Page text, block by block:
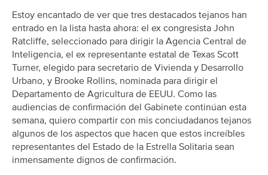
Estoy encantado de ver que tres destacados tejanos han
entrado en la lista hasta ahora: el ex congresista John
Ratcliffe, seleccionado para dirigir la Agencia Central de
Inteligencia, el ex representante estatal de Texas Scott
Turner, elegido para secretario de Vivienda y Desarrollo
Urbano, y Brooke Rollins, nominada para dirigir el
Departamento de Agricultura de EEUU. Como las
audiencias de confirmación del Gabinete continúan esta
semana, quiero compartir con mis conciudadanos tejanos
algunos de los aspectos que hacen que estos increíbles
representantes del Estado de la Estrella Solitaria sean
inmensamente dignos de confirmación.